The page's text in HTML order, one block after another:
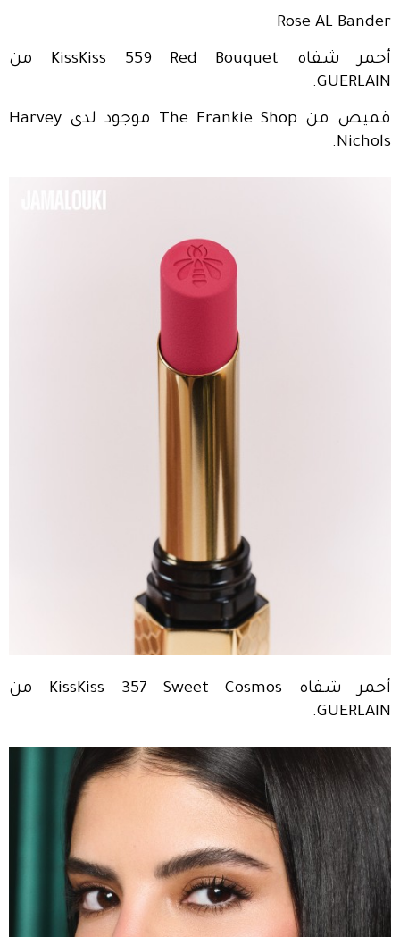
Rose AL Bander
أحمر شفاه KissKiss 559 Red Bouquet من
GUERLAIN.
قميص من The Frankie Shop موجود لدى Harvey
Nichols.
أحمر شفاه KissKiss 357 Sweet Cosmos من
GUERLAIN.